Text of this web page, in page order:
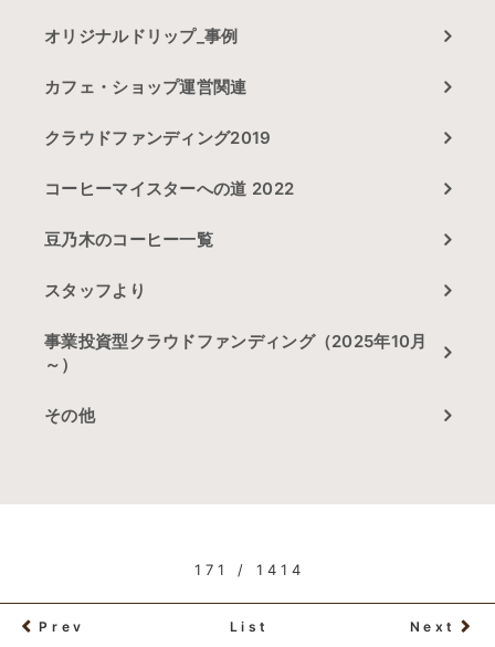
オリジナルドリップ_事例
カフェ・ショップ運営関連
クラウドファンディング2019
コーヒーマイスターへの道 2022
豆乃木のコーヒー一覧
スタッフより
事業投資型クラウドファンディング（2025年10月
～）
その他
171 / 1414
Prev List Next